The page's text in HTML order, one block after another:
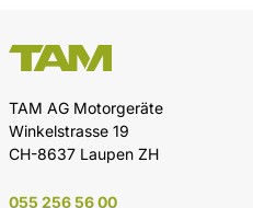
TAM AG Motorgeräte
Winkelstrasse 19
CH-8637 Laupen ZH
055 256 56 00